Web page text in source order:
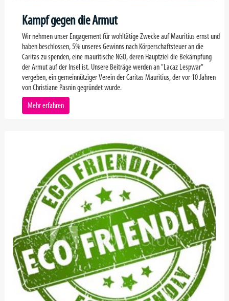
Kampf gegen die Armut
Wir nehmen unser Engagement für wohltätige Zwecke auf Mauritius ernst und
haben beschlossen, 5% unseres Gewinns nach Körperschaftsteuer an die
Caritas zu spenden, eine mauritische NGO, deren Hauptziel die Bekämpfung
der Armut auf der Insel ist. Unsere Beiträge werden an "Lacaz Lespwar"
vergeben, ein gemeinnütziger Verein der Caritas Mauritius, der vor 10 Jahren
von Christiane Pasnin gegründet wurde.
Mehr erfahren